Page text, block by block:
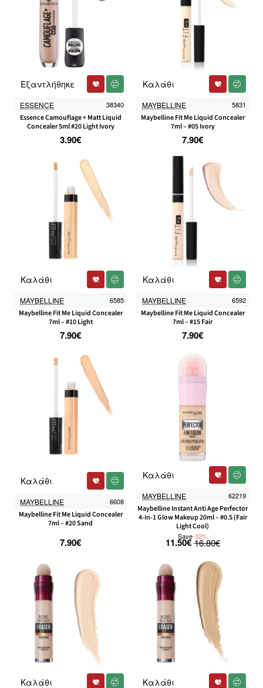
ESSENCE 38340
Essence Camouflage + Matt Liquid
Concealer 5ml #20 Light Ivory
3.90€
Εξαντλήθηκε
MAYBELLINE 5831
Maybelline Fit Me Liquid Concealer
7ml – #05 Ivory
7.90€
Καλάθι
MAYBELLINE 6585
Maybelline Fit Me Liquid Concealer
7ml – #10 Light
7.90€
Καλάθι
MAYBELLINE 6592
Maybelline Fit Me Liquid Concealer
7ml – #15 Fair
7.90€
Καλάθι
MAYBELLINE 6608
Maybelline Fit Me Liquid Concealer
7ml – #20 Sand
7.90€
Καλάθι
-32%
MAYBELLINE
62219
Maybelline Instant Anti Age Perfector
4-in-1 Glow Makeup 20ml – #0.5 (Fair
Light Cool)
Save-32%
11.50€ 16.80€
Καλάθι
Καλάθι Καλάθι